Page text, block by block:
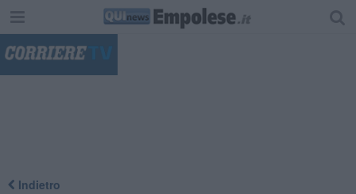
Indietro